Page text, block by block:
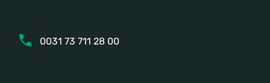
0031 73 711 28 00